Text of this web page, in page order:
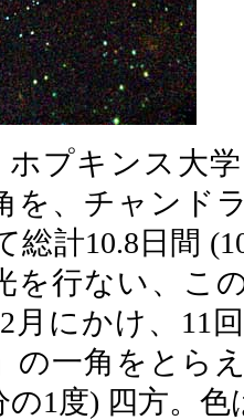
ホプキンス大
を、チャンド
総計10.8日間
を行ない、こ
月にかけ、11
の一角をとら
の1度) 四方。